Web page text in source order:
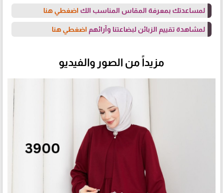
لمساعدتك بمعرفة المقاس المناسب الك اضغطي هنا
لمشاهدة تقييم الزبائن لبضاعتنا وآرائهم اضغطي هنا
مزيداً من الصور والفيديو